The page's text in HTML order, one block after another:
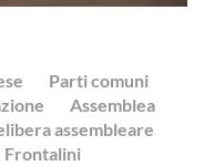
Parti comuni
Assemblea
assembleare
Frontalini